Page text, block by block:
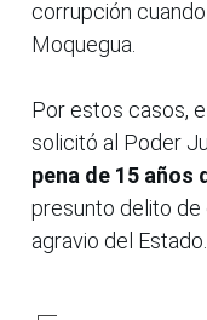
corrupción
Moquegua.
Por estos casos,
solicitó al Poder
pena de 15 años
presunto delito de
agravio del Estado.